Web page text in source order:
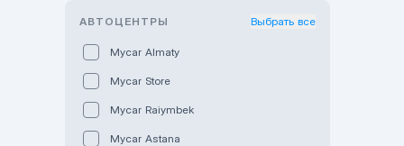
АВТОЦЕНТРЫ Выбрать все
Mycar Almaty
Mycar Store
Mycar Raiymbek
Mycar Astana